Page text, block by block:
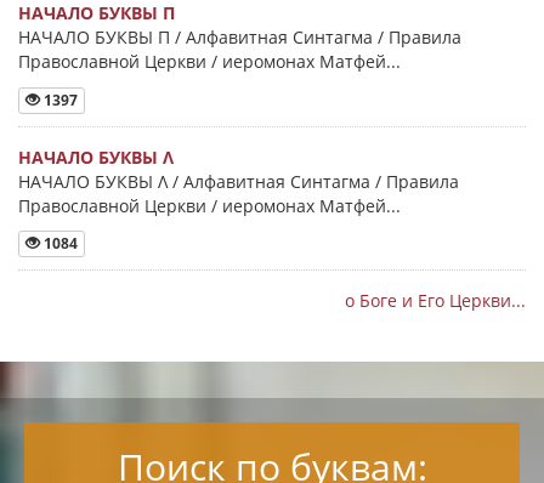
НАЧАЛО БУКВЫ Π
НАЧАЛО БУКВЫ Π / Алфавитная Синтагма / Правила
Православной Церкви / иеромонах Матфей...
1397
НАЧАЛО БУКВЫ Λ
НАЧАЛО БУКВЫ Λ / Алфавитная Синтагма / Правила
Православной Церкви / иеромонах Матфей...
1084
о Боге и Его Церкви...
Поиск по буквам: